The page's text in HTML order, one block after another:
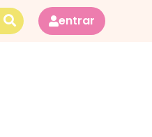
entrar